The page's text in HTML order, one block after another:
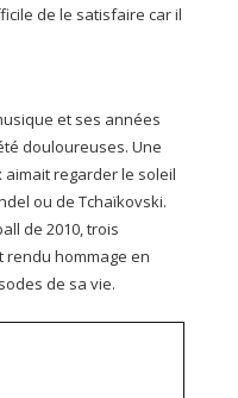
de le satisfaire car il
et ses années
douloureuses. Une
aimait regarder le soleil
ou de Tchaïkovski.
de 2010, trois
hommage en
de sa vie.